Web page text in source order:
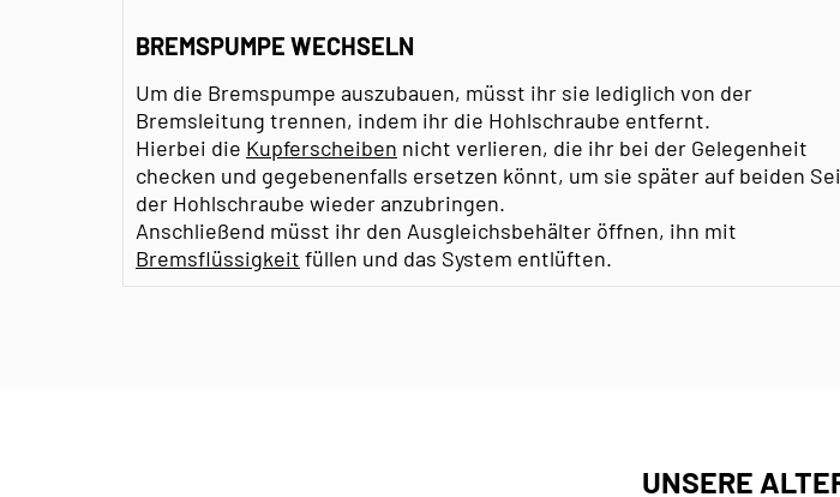
BREMSPUMPE WECHSELN
Um die Bremspumpe auszubauen, müsst ihr sie lediglich von der
Bremsleitung trennen, indem ihr die Hohlschraube entfernt.
Hierbei die Kupferscheiben nicht verlieren, die ihr bei der Gelegenheit
checken und gegebenenfalls ersetzen könnt, um sie später auf beiden
der Hohlschraube wieder anzubringen.
Anschließend müsst ihr den Ausgleichsbehälter öffnen, ihn mit
Bremsflüssigkeit füllen und das System entlüften.
UNSERE